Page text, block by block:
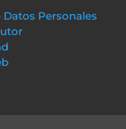
Personales